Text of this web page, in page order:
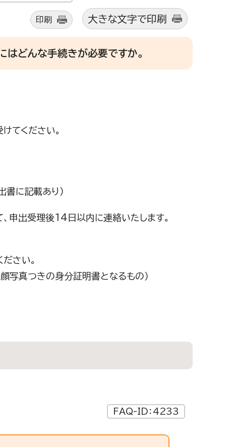
印刷 大きな文字で印刷
はどんな手続きが必要ですか。
てください。
に記載あり）
申出受理後14日以内に連絡いたします。
さい。
写真つきの身分証明書となるもの）
FAQ-ID：4233